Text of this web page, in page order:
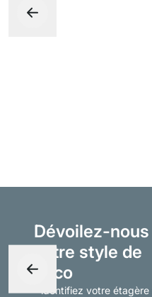
Dévoilez-nous
votre style de
déco
- identifiez votre étagère